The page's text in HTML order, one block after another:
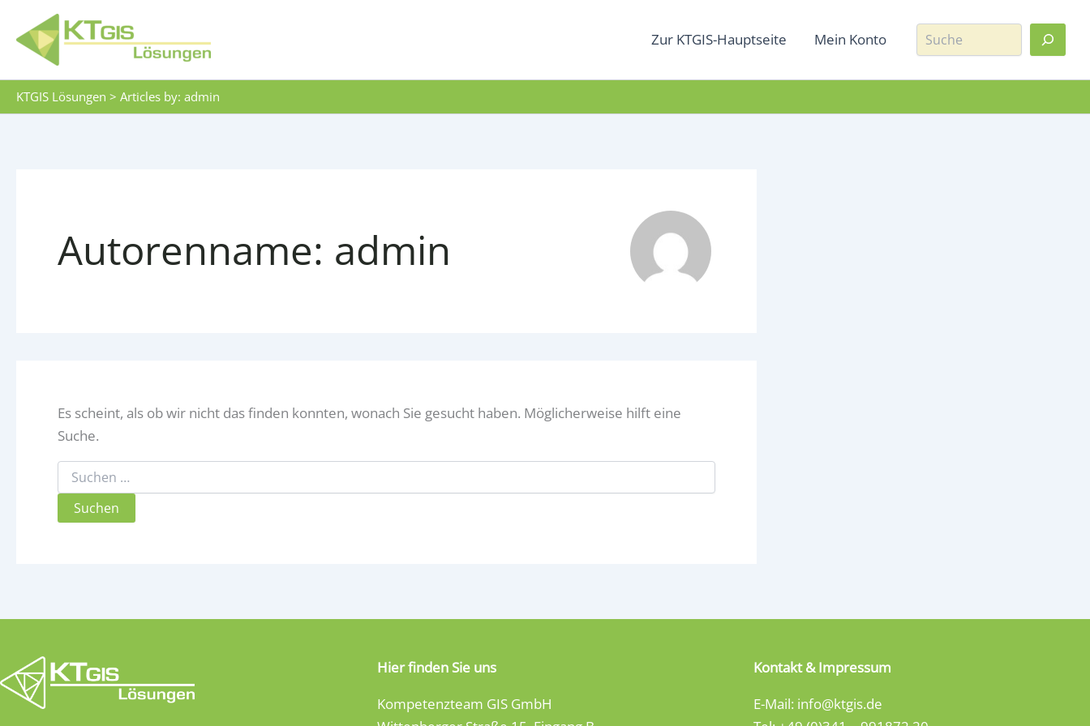
Inhalt
springen
Zur KTGIS-Hauptseite Mein Konto Suche
KTGIS Lösungen > Articles by: admin
Autorenname: admin
Es scheint, als ob wir nicht das finden konnten, wonach Sie gesucht haben. Möglicherweise hilft eine
Suche.
Suchen
nach:
Hier finden Sie uns
Kompetenzteam GIS GmbH
Kontakt & Impressum
E-Mail: info@ktgis.de